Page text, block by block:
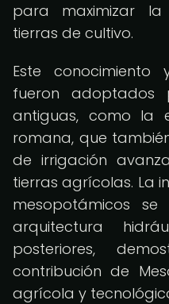
para maximizar
tierras de cultivo.
Este
fueron adoptados
antiguas, como la
romana, que
de irrigación
tierras agrícolas. La
mesopotámicos
arquitectura
posteriores,
contribución de
agrícola y